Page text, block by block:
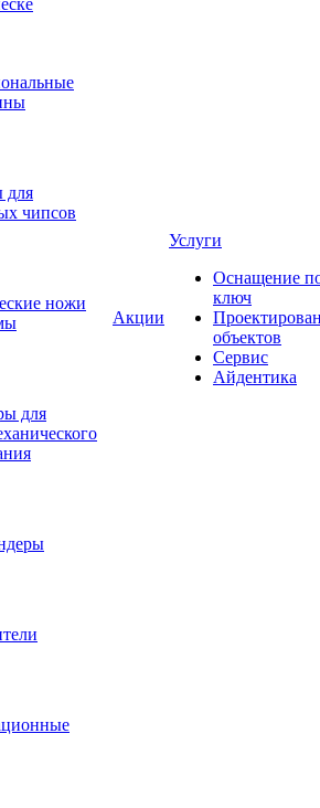
для
чипсов
ножи
для
Акции
Услуги
Оснащение
ключ
объектов
Сервис
Айдентика